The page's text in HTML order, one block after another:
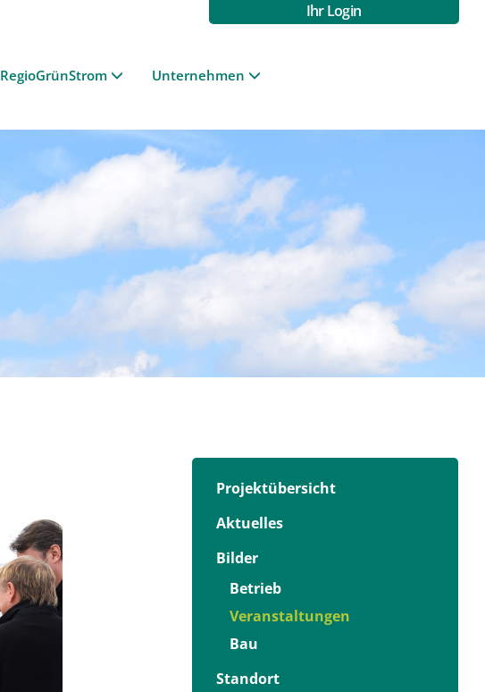
Ihr Login
RegioGrünStrom Unternehmen
Projektübersicht
Aktuelles
Bilder
Betrieb
Veranstaltungen
Bau
Standort